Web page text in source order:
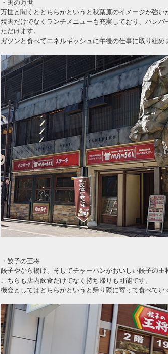
万世と聞くとどちらかというと秋葉原のイメージが強い
焼肉だけでなくランチメニューも充実しており、ハン
ただけます。
ガツンと食べてエネルギッシュに午後の仕事に取り組め
・餃子の王将
餃子やから揚げ、そしてチャーハンがおいしい餃子の王
こちらも店内飲食だけでなく持ち帰りも可能です。
機会としてはどちらかというと帰り際に寄って食べてい